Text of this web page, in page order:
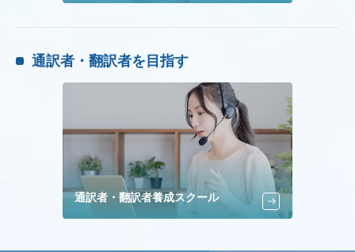
通訳者・翻訳者を目指す
通訳者・翻訳者養成スクール